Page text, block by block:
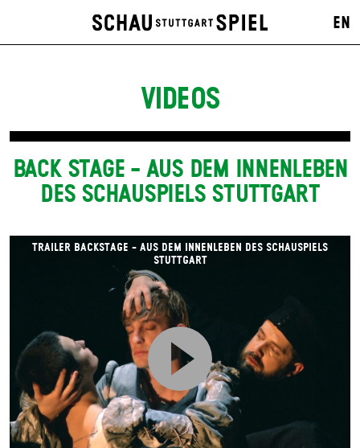
EN
VIDEOS
BACK STAGE - AUS DEM INNENLEBEN
DES SCHAUSPIELS STUTTGART
TRAILER BACKSTAGE - AUS DEM INNENLEBEN DES SCHAUSPIELS
STUTTGART